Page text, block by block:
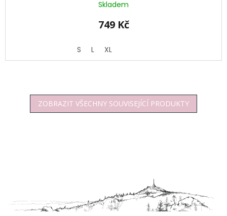
Skladem
749 Kč
S L XL
ZOBRAZIT VŠECHNY SOUVISEJÍCÍ PRODUKTY